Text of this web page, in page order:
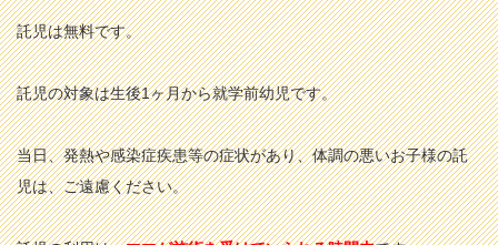
託児は無料です。
託児の対象は生後1ヶ月から就学前幼児です。
当日、発熱や感染症疾患等の症状があり、体調の悪いお子様の託
児は、ご遠慮ください。